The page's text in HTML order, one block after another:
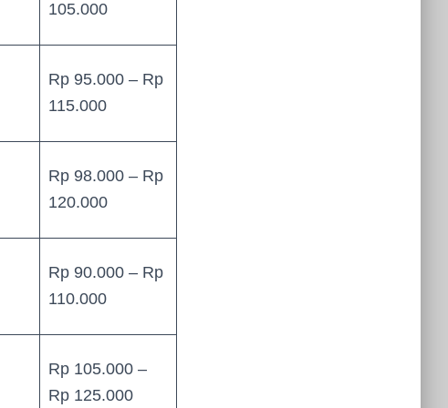
105.000
Rp 95.000 – Rp
115.000
Rp 98.000 – Rp
120.000
Rp 90.000 – Rp
110.000
Rp 105.000 –
Rp 125.000